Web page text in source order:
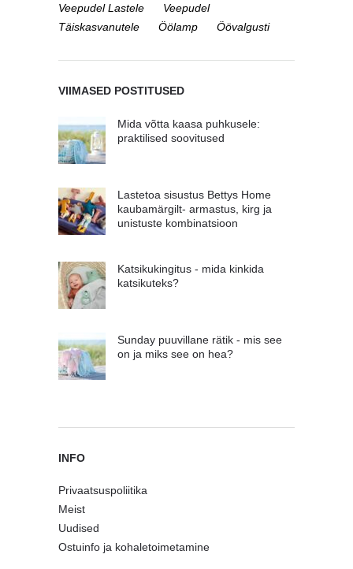
Veepudel Lastele
Veepudel
Täiskasvanutele
Öölamp Öövalgusti
VIIMASED POSTITUSED
Mida võtta kaasa puhkusele:
praktilised soovitused
Lastetoa sisustus Bettys Home
kaubamärgilt- armastus, kirg ja
unistuste kombinatsioon
Katsikukingitus - mida kinkida
katsikuteks?
Sunday puuvillane rätik - mis see
on ja miks see on hea?
INFO
Privaatsuspoliitika
Meist
Uudised
Ostuinfo ja kohaletoimetamine